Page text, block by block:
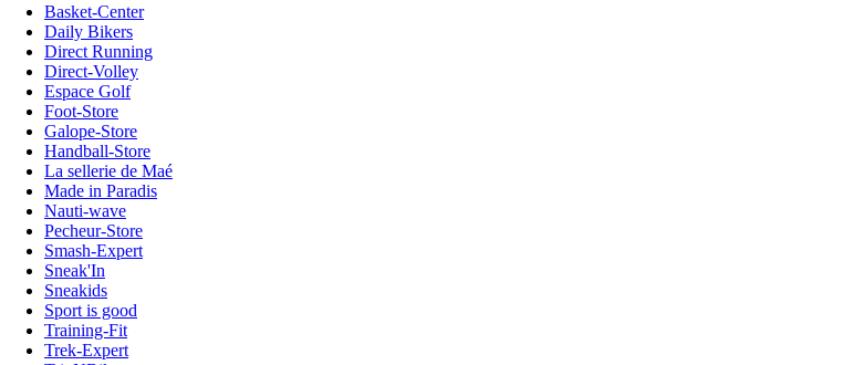
Basket-Center
Daily Bikers
Direct Running
Direct-Volley
Espace Golf
Foot-Store
Galope-Store
Handball-Store
La sellerie de Maé
Made in Paradis
Nauti-wave
Pecheur-Store
Smash-Expert
Sneak'In
Sneakids
Sport is good
Training-Fit
Trek-Expert